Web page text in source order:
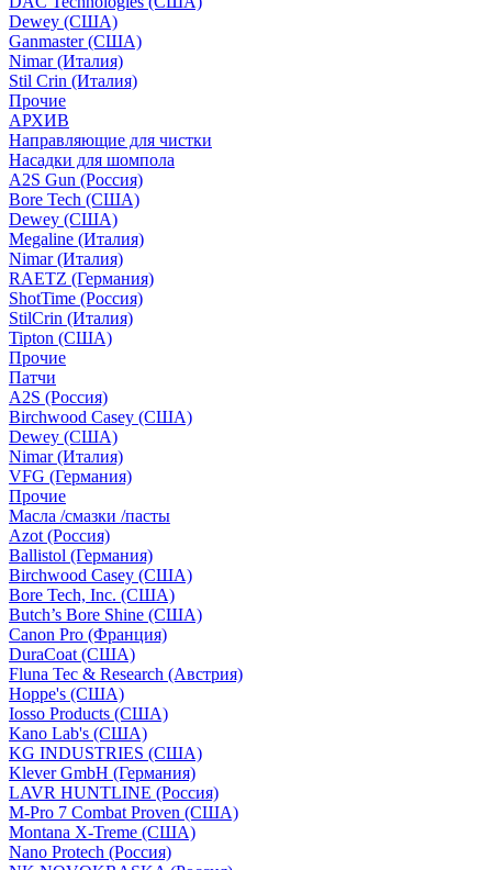
Dewey (США)
Ganmaster (США)
Nimar (Италия)
Stil Crin (Италия)
Прочие
АРХИВ
Направляющие для чистки
Насадки для шомпола
A2S Gun (Россия)
Bore Tech (США)
Dewey (США)
Megaline (Италия)
Nimar (Италия)
RAETZ (Германия)
ShotTime (Россия)
StilCrin (Италия)
Tipton (США)
Прочие
Патчи
A2S (Россия)
Birchwood Casey (США)
Dewey (США)
Nimar (Италия)
VFG (Германия)
Прочие
Масла /смазки /пасты
Azot (Россия)
Ballistol (Германия)
Birchwood Casey (США)
Bore Tech, Inc. (США)
Butch’s Bore Shine (СШA)
Canon Pro (Франция)
DuraCoat (США)
Fluna Tec & Research (Австрия)
Hoppe's (США)
Iosso Products (США)
Kano Lab's (США)
KG INDUSTRIES (США)
Klever GmbH (Германия)
LAVR HUNTLINE (Россия)
M-Pro 7 Combat Proven (СШA)
Montana X-Treme (США)
Nano Protech (Россия)